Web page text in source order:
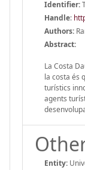
Identifier:
Handle:
Authors:
Abstract:
La Costa
la costa és
turístics
agents
Entity: